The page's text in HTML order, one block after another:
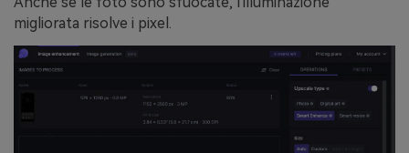
migliorata risolve i pixel.